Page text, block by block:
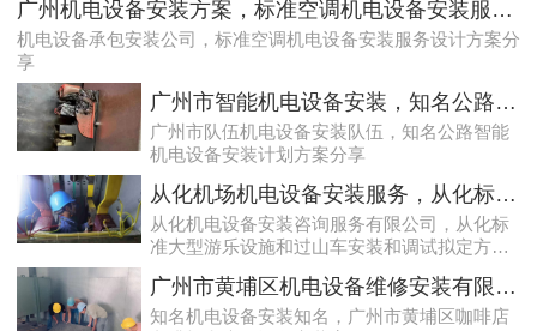
效率高且稳定海珠10kV配电房运行维护服务，减小问题可能性
广州机电设备安装方案，标准空调机电设备安装服务设计方案分享
机电设备承包安装公司，标准空调机电设备安装服务设计方案分
享
广州市智能机电设备安装，知名公路智能机电设备安装计划方案分享
广州市队伍机电设备安装队伍，知名公路智能
机电设备安装计划方案分享
从化机场机电设备安装服务，从化标准大型游乐设施和过山车安装和调试拟定方案分享
从化机电设备安装咨询服务有限公司，从化标
准大型游乐设施和过山车安装和调试拟定方案
广州市黄埔区机电设备维修安装有限公司，广州市黄埔区咖啡店咖啡机和磨豆设备安装案例
知名机电设备安装知名，广州市黄埔区咖啡店